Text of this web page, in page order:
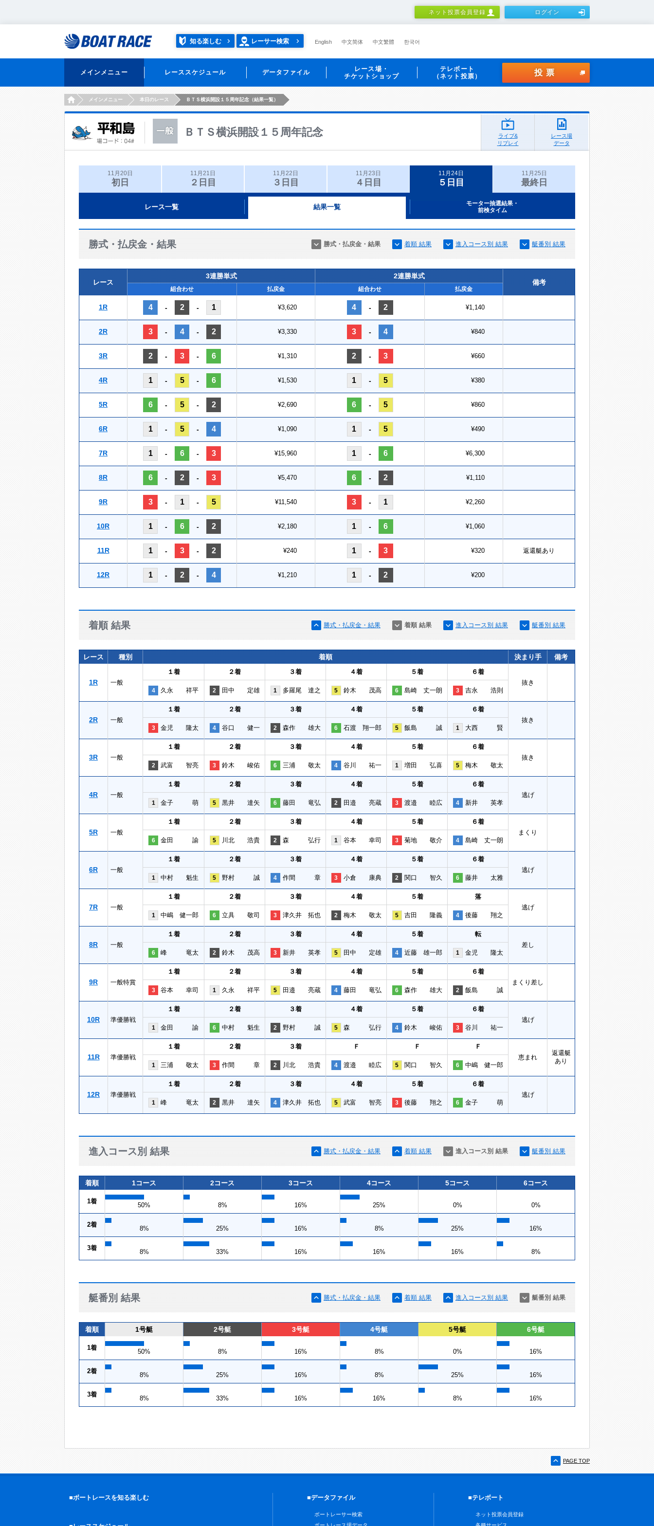
ネット投票会員登録 ログイン
知る楽しむ レーサー検索 English 中文简体 中文繁體 한국어
メインメニュー レーススケジュール データファイル
レース場・
チケットショップ
テレボート
（ネット投票）
投票
HOMEメインメニュー 本日のレース ＢＴＳ横浜開設１５周年記念（結果一覧）
ＢＴＳ横浜開設１５周年記念
ライブ&
リプレイ
レース場
データ
11月20日
初日
11月21日
２日目
11月22日
３日目
11月23日
４日目
11月24日
５日目
11月25日
最終日
レース一覧 結果一覧
モーター抽選結果・
前検タイム
勝式・払戻金・結果 勝式・払戻金・結果 着順 結果 進入コース別 結果 艇番別 結果
レース
3連勝単式
2連勝単式
備考
組合わせ 払戻金 組合わせ 払戻金
1R 4 - 2 - 1 ¥3,620 4 - 2 ¥1,140
2R 3 - 4 - 2 ¥3,330 3 - 4 ¥840
3R 2 - 3 - 6 ¥1,310 2 - 3 ¥660
4R 1 - 5 - 6 ¥1,530 1 - 5 ¥380
5R 6 - 5 - 2 ¥2,690 6 - 5 ¥860
6R 1 - 5 - 4 ¥1,090 1 - 5 ¥490
7R 1 - 6 - 3 ¥15,960 1 - 6 ¥6,300
8R 6 - 2 - 3 ¥5,470 6 - 2 ¥1,110
9R 3 - 1 - 5 ¥11,540 3 - 1 ¥2,260
10R 1 - 6 - 2 ¥2,180 1 - 6 ¥1,060
11R 1 - 3 - 2 ¥240 1 - 3 ¥320 返還艇あり
12R 1 - 2 - 4 ¥1,210 1 - 2 ¥200
着順 結果 勝式・払戻金・結果 着順 結果 進入コース別 結果 艇番別 結果
レース 種別 着順 決まり手 備考
1R 一般
１着 ２着 ３着 ４着 ５着
６着
抜き
4 久永 祥平 2 田中 定雄 1 多羅尾 達之 5 鈴木 茂高 6 島崎 丈一朗 3 吉永 浩則
2R 一般
１着 ２着 ３着 ４着 ５着
６着
抜き
3 金児 隆太 4 谷口 健一 2 森作 雄大 6 石渡 翔一郎 5 飯島 誠 1 大西 賢
3R 一般
１着 ２着 ３着 ４着 ５着
６着
抜き
2 武富 智亮 3 鈴木 峻佑 6 三浦 敬太 4 谷川 祐一 1 増田 弘喜 5 梅木 敬太
4R 一般
１着 ２着 ３着 ４着 ５着
６着
逃げ
1 金子 萌 5 黒井 達矢 6 藤田 竜弘 2 田邉 亮蔵 3 渡邉 睦広 4 新井 英孝
5R 一般
１着 ２着 ３着 ４着 ５着
６着
まくり
6 金田 諭 5 川北 浩貴 2 森 弘行 1 谷本 幸司 3 菊地 敬介 4 島崎 丈一朗
6R 一般
１着 ２着 ３着 ４着 ５着
６着
逃げ
1 中村 魁生 5 野村 誠 4 作間 章 3 小倉 康典 2 関口 智久 6 藤井 太雅
7R 一般
１着 ２着 ３着 ４着 ５着
落
逃げ
1 中嶋 健一郎 6 立具 敬司 3 津久井 拓也 2 梅木 敬太 5 吉田 隆義 4 後藤 翔之
8R 一般
１着 ２着 ３着 ４着 ５着
転
差し
6 峰 竜太 2 鈴木 茂高 3 新井 英孝 5 田中 定雄 4 近藤 雄一郎 1 金児 隆太
9R 一般特賞
１着 ２着 ３着 ４着 ５着
６着
まくり差し
3 谷本 幸司 1 久永 祥平 5 田邉 亮蔵 4 藤田 竜弘 6 森作 雄大 2 飯島 誠
10R 準優勝戦
１着 ２着 ３着 ４着 ５着
６着
逃げ
1 金田 諭 6 中村 魁生 2 野村 誠 5 森 弘行 4 鈴木 峻佑 3 谷川 祐一
11R 準優勝戦
１着 ２着 ３着 Ｆ Ｆ
Ｆ
恵まれ
返還艇
あり
1 三浦 敬太 3 作間 章 2 川北 浩貴 4 渡邉 睦広 5 関口 智久 6 中嶋 健一郎
12R 準優勝戦
１着 ２着 ３着 ４着 ５着
６着
逃げ
1 峰 竜太 2 黒井 達矢 4 津久井 拓也 5 武富 智亮 3 後藤 翔之 6 金子 萌
進入コース別 結果 勝式・払戻金・結果 着順 結果 進入コース別 結果 艇番別 結果
着順 1コース 2コース 3コース 4コース 5コース 6コース
1着
50% 8% 16% 25% 0% 0%
2着
8% 25% 16% 8% 25% 16%
3着
8% 33% 16% 16% 16% 8%
艇番別 結果 勝式・払戻金・結果 着順 結果 進入コース別 結果 艇番別 結果
着順 1号艇 2号艇 3号艇 4号艇 5号艇 6号艇
1着
50% 8% 16% 8% 0% 16%
2着
8% 25% 16% 8% 25% 16%
3着
8% 33% 16% 16% 8% 16%
PAGE TOP
■ボートレースを知る楽しむ ■データファイル
ボートレーサー検索
■テレボート
ネット投票会員登録